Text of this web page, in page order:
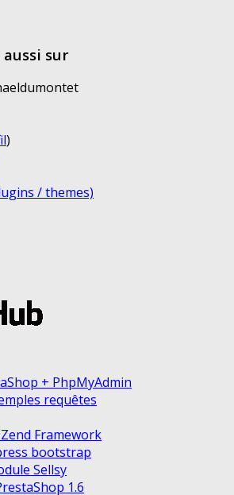
sur
)
/ themes)
+ PhpMyAdmin
requêtes
Framework
bootstrap
Sellsy
1.6